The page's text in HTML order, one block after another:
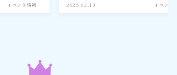
イベント情報 2025.02.13 イベント